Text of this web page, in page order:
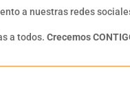
a nuestras redes
a todos.Crecemos